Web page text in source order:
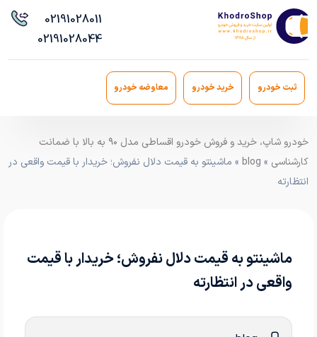
02191028011
02191028044
ثبت خودرو خرید خودرو معاوضه خودرو
خودرو شاپ، خرید و فروش خودرو اقساطی مدل ۹۰ به بالا با ضمانت
کارشناسی »
blog » ماشینتو به قیمت دلال نفروش؛ خریدار با قیمت واقعی در
انتظارته
ماشینتو به قیمت دلال نفروش؛ خریدار با قیمت
واقعی در انتظارته